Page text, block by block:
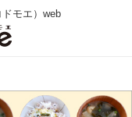
モエ）web